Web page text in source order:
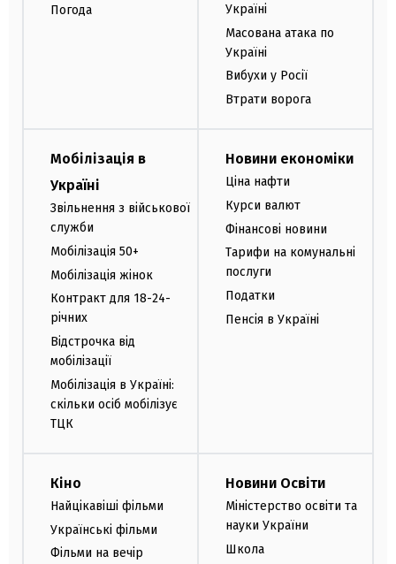
Погода
Україні
Масована атака по
Україні
Вибухи у Росії
Втрати ворога
Мобілізація в
Україні
Звільнення з військової
служби
Мобілізація 50+
Мобілізація жінок
Контракт для 18-24-
річних
Відстрочка від
мобілізації
Мобілізація в Україні:
скільки осіб мобілізує
ТЦК
Новини економіки
Ціна нафти
Курси валют
Фінансові новини
Тарифи на комунальні
послуги
Податки
Пенсія в Україні
Кіно
Найцікавіші фільми
Українські фільми
Фільми на вечір
Новини Освіти
Міністерство освіти та
науки України
Школа